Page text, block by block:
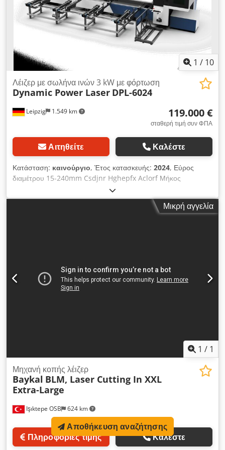
1 / 10
Leipzig 1.549 km
Λέιζερ με σωλήνα ινών 3 kW με φόρτωση
Dynamic Power Laser DPL-6024
119.000 €
σταθερή τιμή συν ΦΠΑ
Αιτηθείτε Καλέστε
Κατάσταση: καινούργιο, Έτος κατασκευής: 2024, Εύρος
διαμέτρου 15-240mm Csdjnr Hghepfx Aclorf Μήκος
φόρτωσης 100-6000mm Μήκος απόρριψης 350-3000mm
Χωρητικότητα φόρτωσης έως 300kg Ισχύς λέιζερ 1500-6000w
Ακρίβεια τοποθέτησης X/Y ±0.03mm/m ΑκρίβειαΜικρή αγγελία
1 / 1
Işıktepe OSB 624 km
Μηχανή κοπής λέιζερ
Baykal BLM, Laser Cutting In XXL
Extra-Large
Πληροφορίες τιμής Καλέστε
Αποθήκευση αναζήτησης